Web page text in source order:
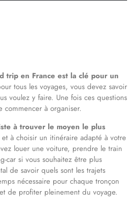
trip en France est la clé pour un
tous les voyages, vous devez savoir
voulez y faire. Une fois ces questions
à organiser.
à trouver le moyen le plus
et à choisir un itinéraire adapté à votre
louer une voiture, prendre le train
car si vous souhaitez être plus
de savoir quels sont les trajets
nécessaire pour chaque tronçon
de profiter pleinement du voyage.